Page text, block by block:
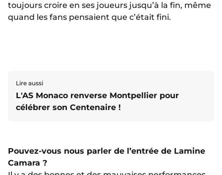
toujours croire en ses joueurs jusqu’à la fin, même
quand les fans pensaient que c’était fini.
Lire aussi
L'AS Monaco renverse Montpellier pour
célébrer son Centenaire !
Pouvez-vous nous parler de l’entrée de Lamine
Camara ?